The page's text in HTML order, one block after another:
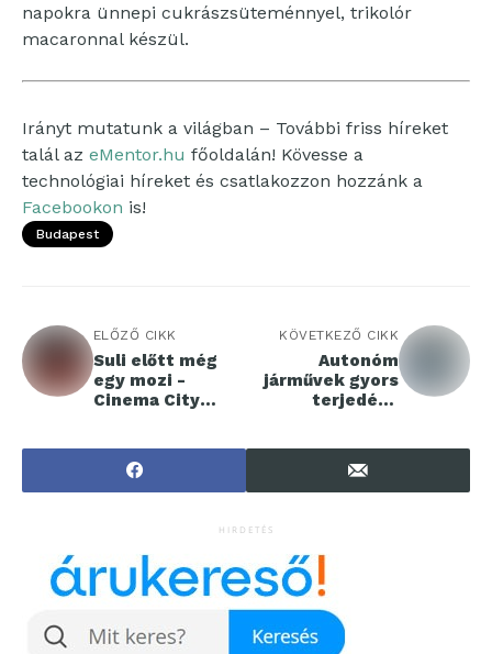
napokra ünnepi cukrászsüteménnyel, trikolór
macaronnal készül.
Irányt mutatunk a világban – További friss híreket
talál az eMentor.hu főoldalán! Kövesse a
technológiai híreket és csatlakozzon hozzánk a
Facebookon is!
Budapest
ELŐZŐ CIKK
Suli előtt még
egy mozi -
Cinema City
KÖVETKEZŐ CIKK
Autonóm
járművek gyors
terjedése
HIRDETÉS